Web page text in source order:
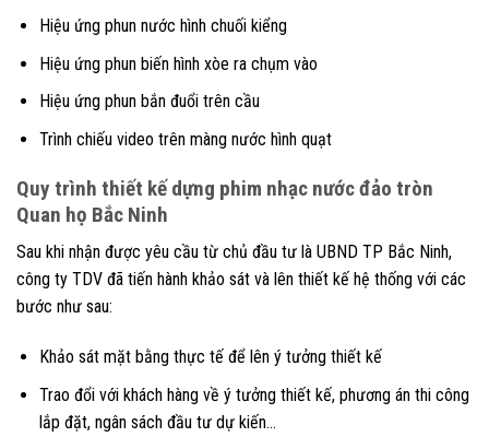
Hiệu ứng phun nước hình chuối kiểng
Hiệu ứng phun biến hình xòe ra chụm vào
Hiệu ứng phun bắn đuổi trên cầu
Trình chiếu video trên màng nước hình quạt
Quy trình thiết kế dựng phim nhạc nước đảo tròn
Quan họ Bắc Ninh
Sau khi nhận được yêu cầu từ chủ đầu tư là UBND TP Bắc Ninh,
công ty TDV đã tiến hành khảo sát và lên thiết kế hệ thống với các
bước như sau:
Khảo sát mặt bằng thực tế để lên ý tưởng thiết kế
Trao đổi với khách hàng về ý tưởng thiết kế, phương án thi công
lắp đặt, ngân sách đầu tư dự kiến…